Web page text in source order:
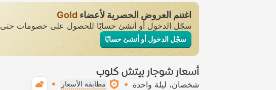
اغتنم العروض الحصرية لأعضاء Gold
سجّل الدخول أو أنشئ حسابًا للحصول على خصومات حتى
سجّل الدخول أو أنشئ حسابًا
أسعار شوجار بيتش كلوب
شخصان ليلة واحدة مطابقة الأسعار